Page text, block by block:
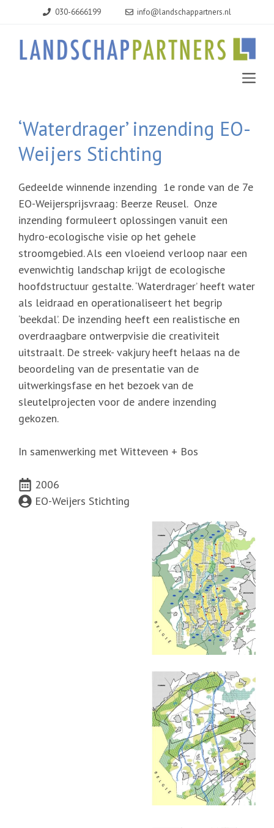
inhoud
030-6666199 info@landschappartners.nl
‘Waterdrager’ inzending EO-
Weijers Stichting
Gedeelde winnende inzending 1e ronde van de 7e
EO-Weijersprijsvraag: Beerze Reusel. Onze
inzending formuleert oplossingen vanuit een
hydro-ecologische visie op het gehele
stroomgebied. Als een vloeiend verloop naar een
evenwichtig landschap krijgt de ecologische
hoofdstructuur gestalte. ‘Waterdrager’ heeft water
als leidraad en operationaliseert het begrip
‘beekdal’. De inzending heeft een realistische en
overdraagbare ontwerpvisie die creativiteit
uitstraalt. De streek- vakjury heeft helaas na de
beoordeling van de presentatie van de
uitwerkingsfase en het bezoek van de
sleutelprojecten voor de andere inzending
gekozen.
In samenwerking met Witteveen + Bos
2006
EO-Weijers Stichting